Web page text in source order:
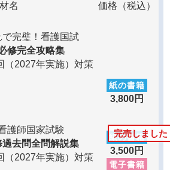
名
価格（税込）
で完璧！看護国試
修完全攻略集
（2027年実施）対策
紙の書籍
3,800円
護師国家試験
過去問全問解説集
（2027年実施）対策
紙の書籍
3,500円
完売しました
電子書籍